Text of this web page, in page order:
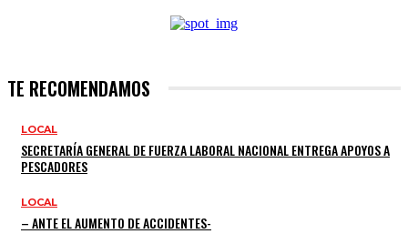
TE RECOMENDAMOS
LOCAL
SECRETARÍA GENERAL DE FUERZA LABORAL NACIONAL ENTREGA APOYOS A
PESCADORES
LOCAL
– ANTE EL AUMENTO DE ACCIDENTES-